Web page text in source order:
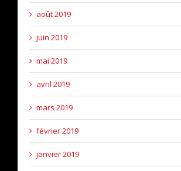
août 2019
juin 2019
mai 2019
avril 2019
mars 2019
février 2019
janvier 2019